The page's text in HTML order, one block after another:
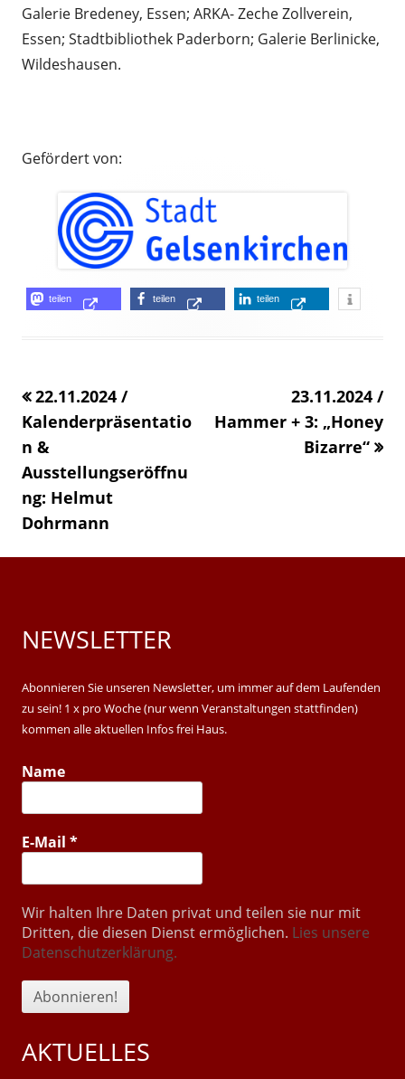
Galerie Bredeney, Essen; ARKA- Zeche Zollverein,
Essen; Stadtbibliothek Paderborn; Galerie Berlinicke,
Wildeshausen.
Gefördert von:
teilen
Opens
window
teilen
Opens
teilen
Opens
windownew
22.11.2024 /
Kalenderpräsentatio
n &
Ausstellungseröffnu
ng: Helmut
Dohrmann
23.11.2024 /
Hammer + 3: „Honey
Bizarre“
Main
Sidebar
NEWSLETTER
Abonnieren Sie unseren Newsletter, um immer auf dem Laufenden
zu sein! 1 x pro Woche (nur wenn Veranstaltungen stattfinden)
kommen alle aktuellen Infos frei Haus.
Name
E-Mail *
Wir halten Ihre Daten privat und teilen sie nur mit
Dritten, die diesen Dienst ermöglichen. Lies unsere
Datenschutzerklärung.
AKTUELLES